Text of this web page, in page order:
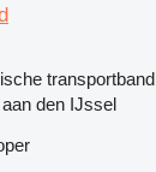
transportband
den IJssel